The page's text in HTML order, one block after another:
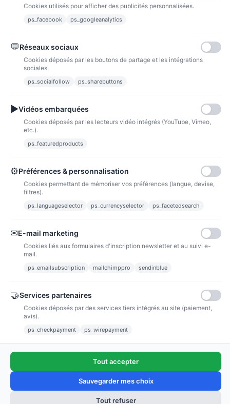
Ajouter au panier
Paiements sécurisés via paypal et paypal 4 fois sans frais
Fidélité
bons de réductions.
Liens utiles
Notre société
Newsletter
Cookies utilisés pour afficher des publicités personnalisées.
ps_facebook ps_googleanalytics
💬Réseaux sociaux
Cookies déposés par les boutons de partage et les intégrations
sociales.
ps_socialfollow ps_sharebuttons
▶Vidéos embarquées
Cookies déposés par les lecteurs vidéo intégrés (YouTube, Vimeo,
etc.).
ps_featuredproducts
⚙Préférences & personnalisation
Cookies permettant de mémoriser vos préférences (langue, devise,
filtres).
ps_languageselector ps_currencyselector ps_facetedsearch
✉E-mail marketing
Cookies liés aux formulaires d'inscription newsletter et au suivi e-
mail.
ps_emailsubscription mailchimppro sendinblue
🤝Services partenaires
Cookies déposés par des services tiers intégrés au site (paiement,
avis).
ps_checkpayment ps_wirepayment
Tout accepter
Sauvegarder mes choix
Tout refuser